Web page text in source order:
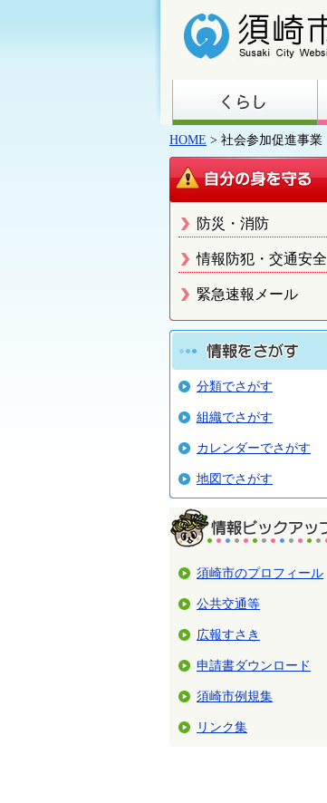
HOME > 社会参加促進事業
防災・消防
情報防犯・交通安全
緊急速報メール
分類でさがす
組織でさがす
カレンダーでさがす
地図でさがす
須崎市のプロフィール
公共交通等
広報すさき
申請書ダウンロード
須崎市例規集
リンク集